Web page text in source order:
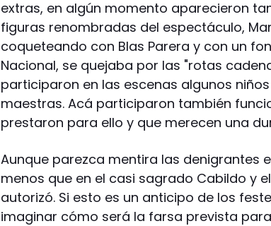
extras, en algún momento aparecieron
figuras renombradas del espectáculo,
coqueteando con Blas Parera y con un
Nacional, se quejaba por las "rotas
participaron en las escenas algunos
maestras. Acá participaron también
prestaron para ello y que merecen una
Aunque parezca mentira las denigrantes
menos que en el casi sagrado Cabildo y
autorizó. Si esto es un anticipo de los
imaginar cómo será la farsa prevista